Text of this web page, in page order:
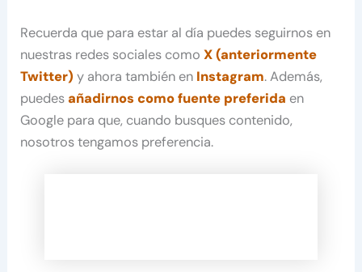
Recuerda que para estar al día puedes seguirnos en
nuestras redes sociales comoX (anteriormente
Twitter) y ahora también en Instagram. Además,
puedesañadirnos como fuente preferida en
Google para que, cuando busques contenido,
nosotros tengamos preferencia.